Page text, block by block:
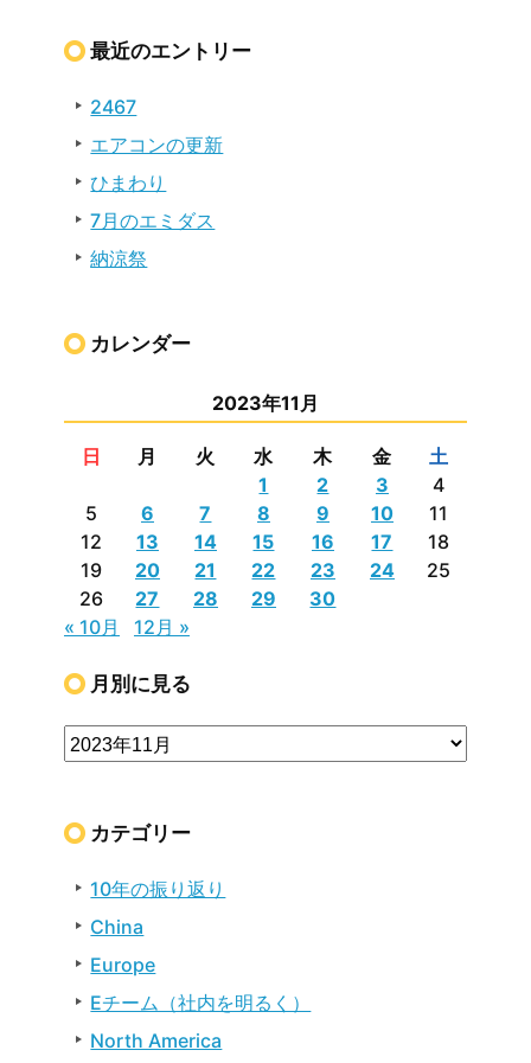
最近のエントリー
2467
エアコンの更新
ひまわり
7月のエミダス
納涼祭
カレンダー
2023年11月
日 月 火 水 木 金
土
1
2 3
4
5
6 7 8 9 10
11
12
13 14 15 16 17
18
19
20 21 22 23 24
25
26
27 28 29
30
« 10月
12月 »
月別に見る
カテゴリー
10年の振り返り
China
Europe
Eチーム（社内を明るく）
North America